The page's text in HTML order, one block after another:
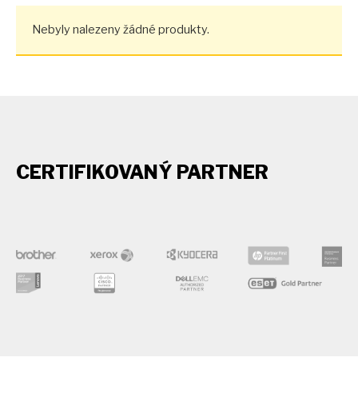
Nebyly nalezeny žádné produkty.
CERTIFIKOVANÝ PARTNER